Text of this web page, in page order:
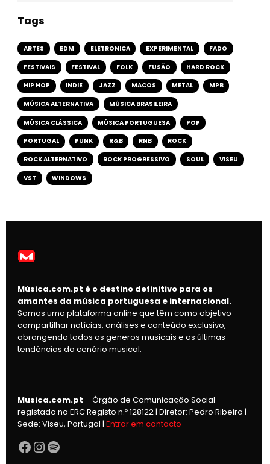
Tags
ARTES EDM ELETRONICA EXPERIMENTAL FADO
FESTIVAIS FESTIVAL FOLK FUSÃO HARD ROCK
HIP HOP INDIE JAZZ MACOS METAL MPB
MÚSICA ALTERNATIVA MÚSICA BRASILEIRA
MÚSICA CLÁSSICA MÚSICA PORTUGUESA POP
PORTUGAL PUNK R&B RNB ROCK
ROCK ALTERNATIVO ROCK PROGRESSIVO SOUL VISEU
VST WINDOWS
Música.com.pt é o destino definitivo para os
amantes da música portuguesa e internacional.
Somos uma plataforma online que têm como objetivo
compartilhar notícias, análises e conteúdo exclusivo,
abrangendo todos os generos musicais e as últimas
tendências do cenário musical.
Musica.com.pt – Órgão de Comunicação Social
registado na ERC Registo n.º 128122 | Diretor: Pedro Ribeiro |
Sede: Viseu, Portugal |Entrar em contacto
Facebook
Instagram
Spotify